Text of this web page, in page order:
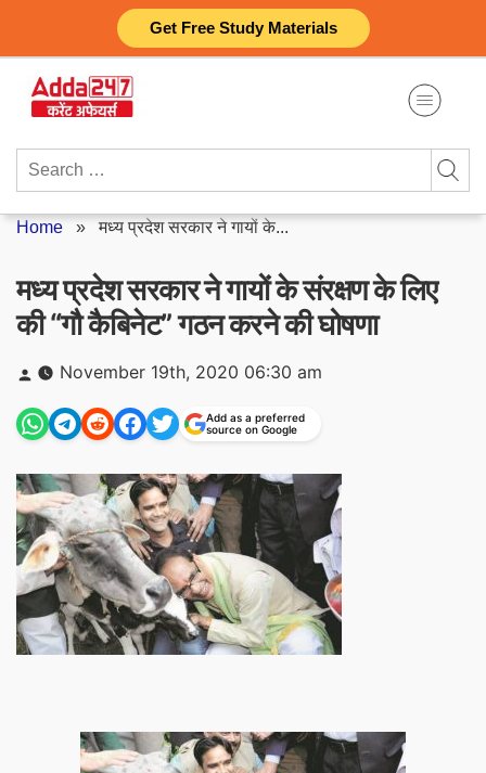
Get Free Study Materials
content
Search
Home »मध्य प्रदेश सरकार ने गायों के...
मध्य प्रदेश सरकार ने गायों के संरक्षण के लिए
की “गौ कैबिनेट” गठन करने की घोषणा
Posted
by
November 19th, 2020 06:30 am
Add as a preferred
source on Google